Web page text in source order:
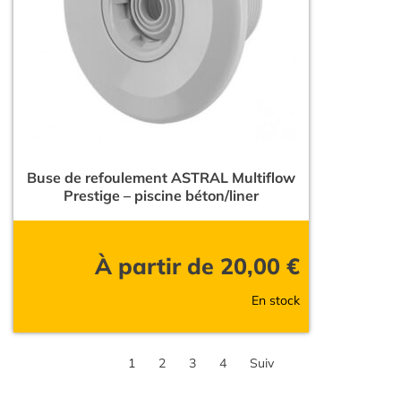
Buse de refoulement ASTRAL Multiflow
Prestige – piscine béton/liner
À partir de 20,00 €
En stock
1 2 3 4 Suiv